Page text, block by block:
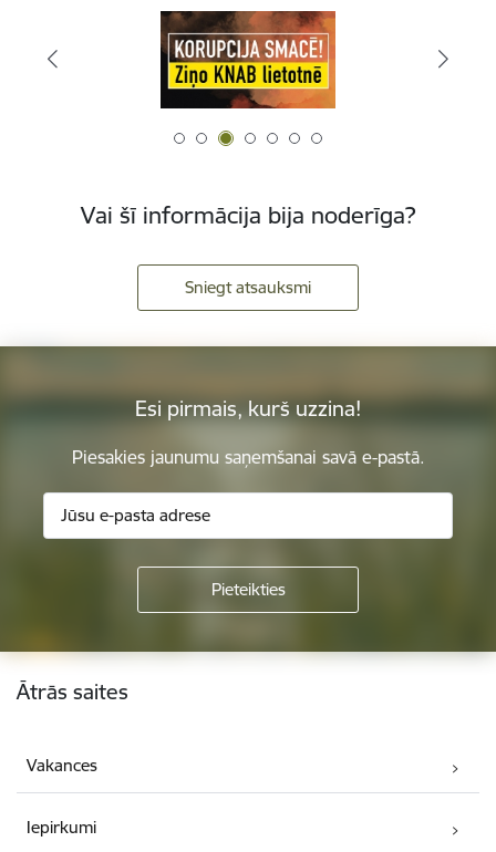
Vai šī informācija bija noderīga?
Sniegt atsauksmi
Esi pirmais, kurš uzzina!
Piesakies jaunumu saņemšanai savā e-pastā.
Kājene
Ātrās saites
Vakances
Iepirkumi